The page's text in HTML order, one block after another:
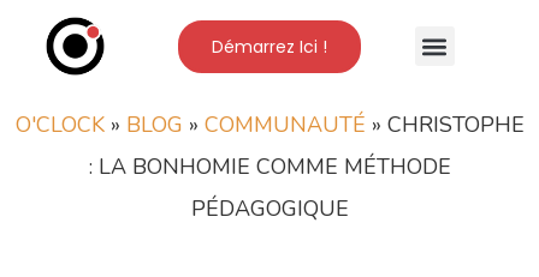
Démarrez Ici !
O'CLOCK» BLOG » COMMUNAUTÉ » CHRISTOPHE
: LA BONHOMIE COMME MÉTHODE
PÉDAGOGIQUE